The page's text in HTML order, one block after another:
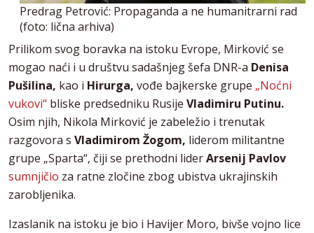
Predrag Petrović: Propaganda a ne humanitrarni rad
(foto: lična arhiva)
Prilikom svog boravka na istoku Evrope, Mirković se
mogao naći i u društvu sadašnjeg šefa DNR-a Denisa
Pušilina, kao i Hirurga, vođe bajkerske grupe „Noćni
vukovi“ bliske predsedniku Rusije Vladimiru Putinu.
Osim njih, Nikola Mirković je zabeležio i trenutak
razgovora s Vladimirom Žogom, liderom militantne
grupe „Sparta“, čiji se prethodni liderArsenij Pavlov
sumnjičio za ratne zločine zbog ubistva ukrajinskih
zarobljenika.
Izaslanik na istoku je bio i Havijer Moro, bivše vojno lice